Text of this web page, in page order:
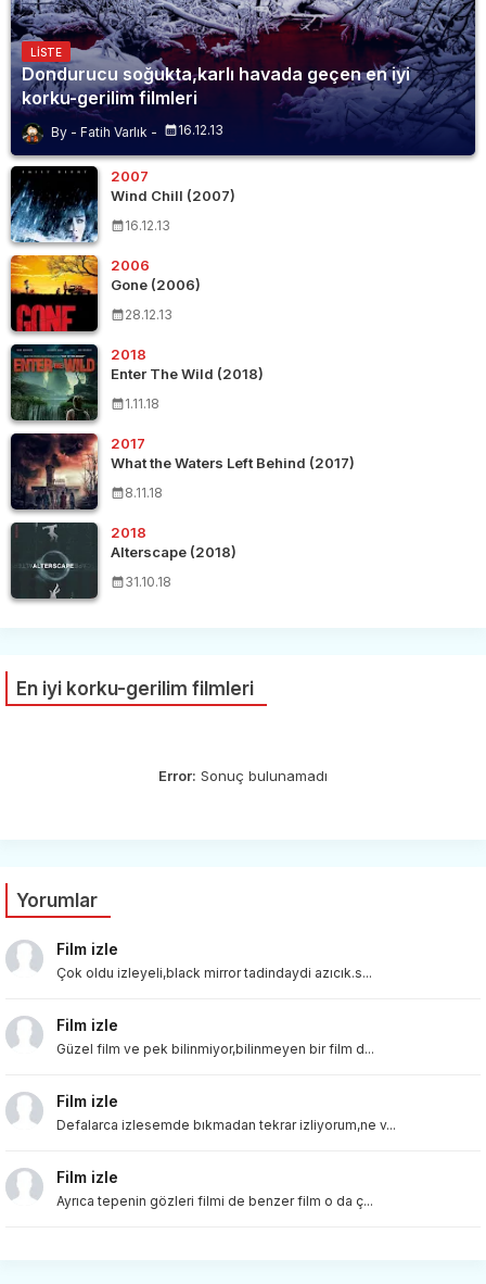
LISTE
Dondurucu soğukta,karlı havada geçen en iyi
korku-gerilim filmleri
Fatih Varlık 16.12.13
2007
Wind Chill (2007)
16.12.13
2006
Gone (2006)
28.12.13
2018
Enter The Wild (2018)
1.11.18
2017
What the Waters Left Behind (2017)
8.11.18
2018
Alterscape (2018)
31.10.18
En iyi korku-gerilim filmleri
Error: Sonuç bulunamadı
Yorumlar
Film izle
Çok oldu izleyeli,black mirror tadindaydi azıcık.s...
Film izle
Güzel film ve pek bilinmiyor,bilinmeyen bir film d...
Film izle
Defalarca izlesemde bıkmadan tekrar izliyorum,ne v...
Film izle
Ayrıca tepenin gözleri filmi de benzer film o da ç...